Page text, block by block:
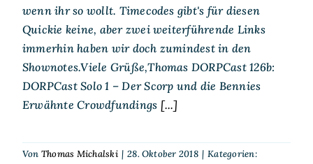
wenn ihr so wollt. Timecodes gibt's für diesen
Quickie keine, aber zwei weiterführende Links
immerhin haben wir doch zumindest in den
Shownotes.Viele Grüße,Thomas DORPCast 126b:
DORPCast Solo 1 – Der Scorp und die Bennies
Erwähnte Crowdfundings [...]
Von Thomas Michalski | 28. Oktober 2018 | Kategorien: